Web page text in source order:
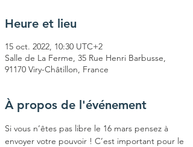
Heure et lieu
15 oct. 2022, 10:30 UTC+2
Salle de La Ferme, 35 Rue Henri Barbusse,
91170 Viry-Châtillon, France
À propos de l'événement
Si vous n’êtes pas libre le 16 mars pensez à
envoyer votre pouvoir ! C’est important pour le